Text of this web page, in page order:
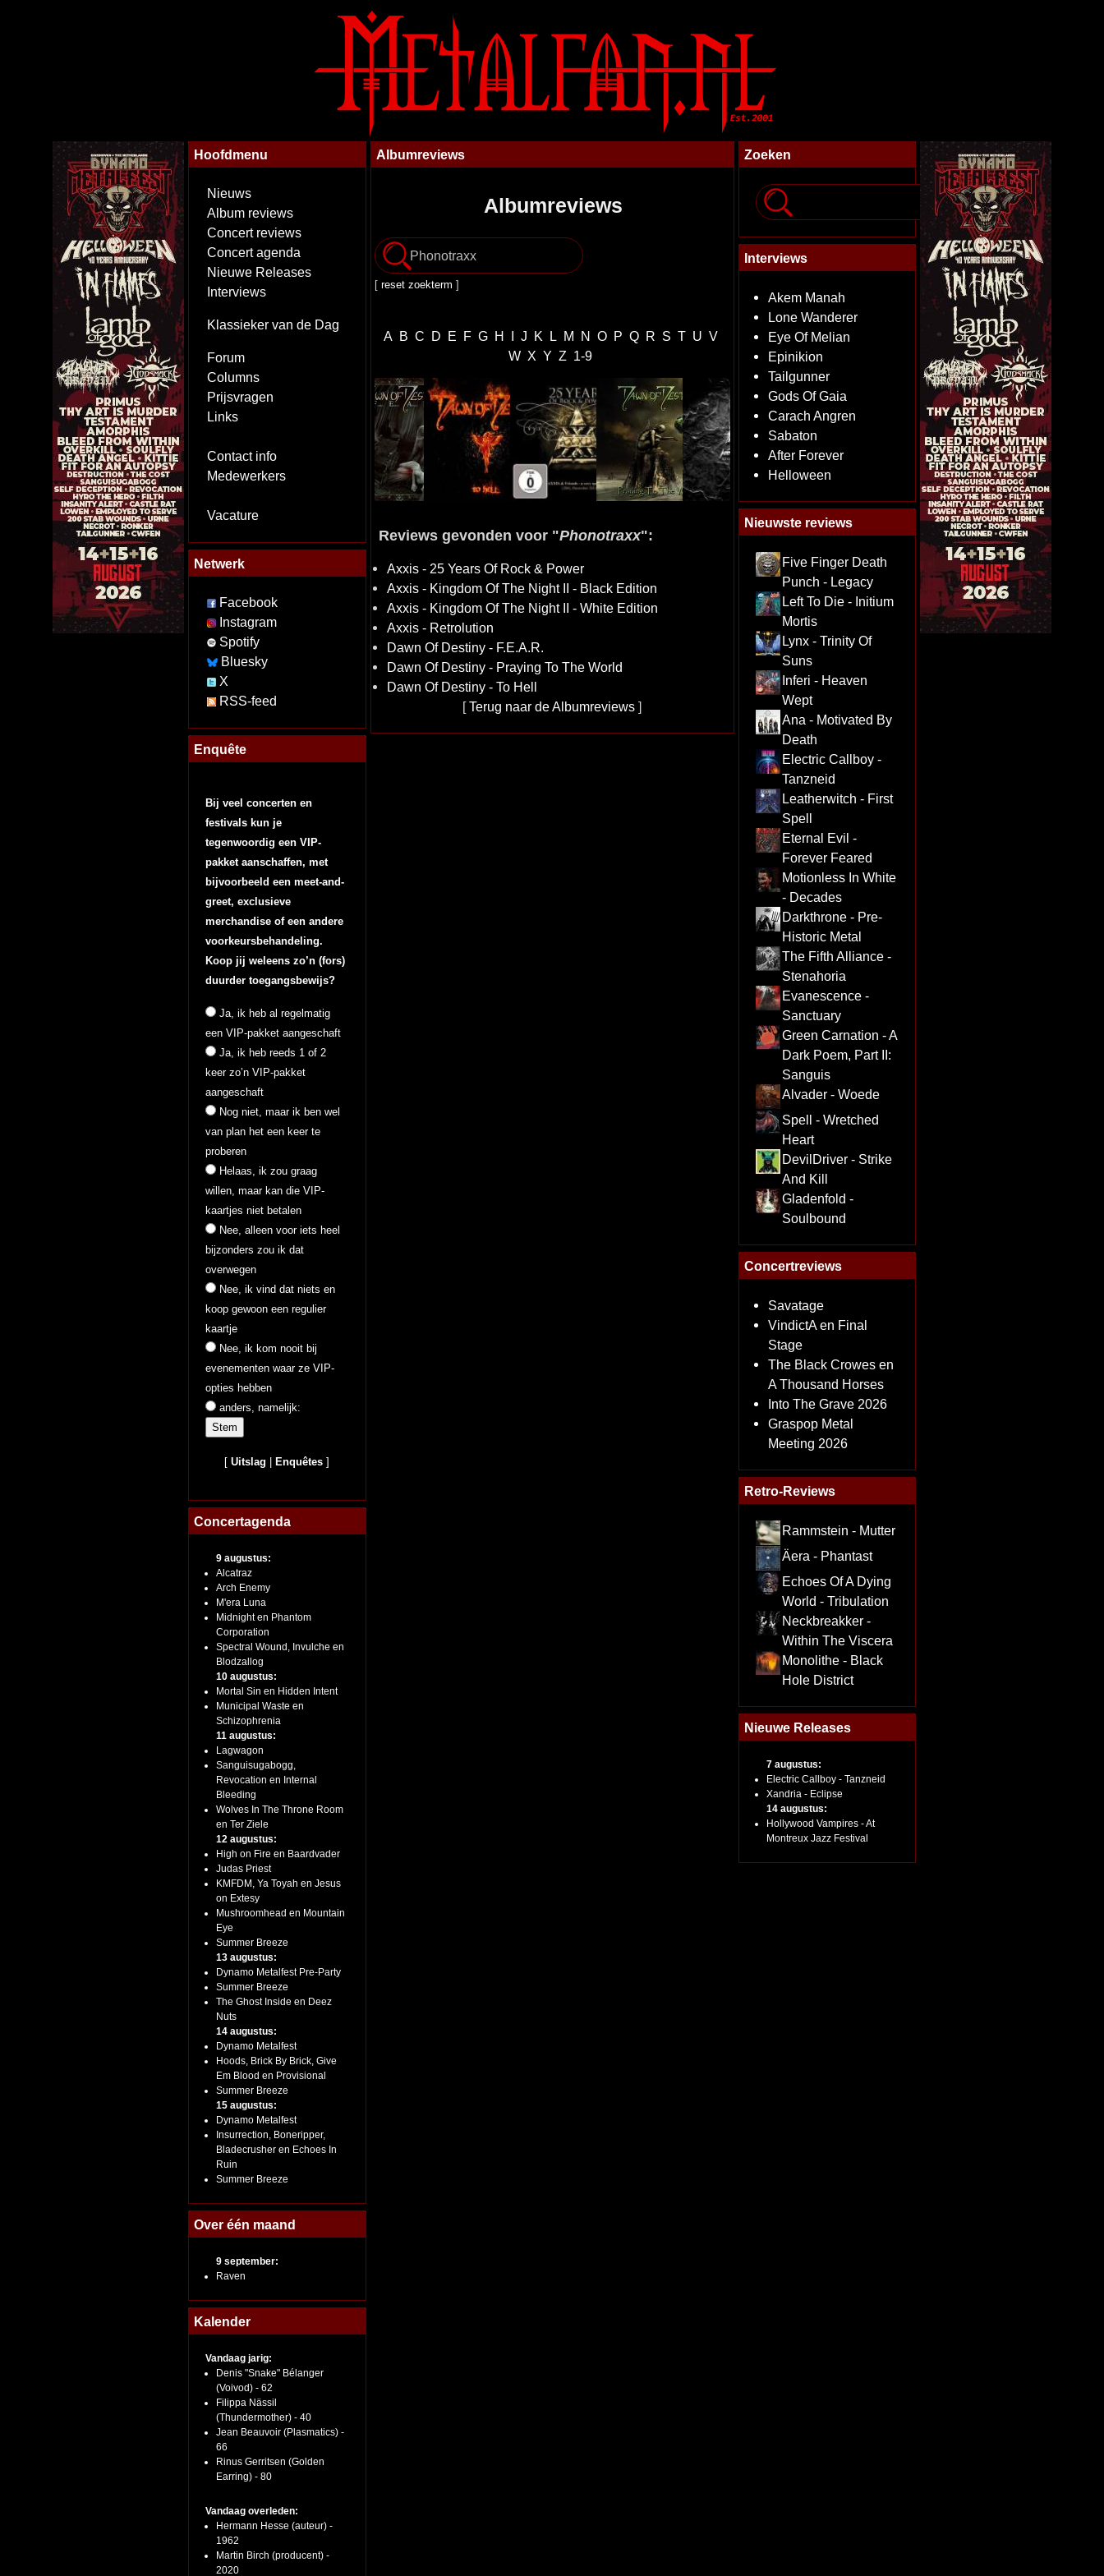
Hoofdmenu
Nieuws
Album reviews
Concert reviews
Concert agenda
Nieuwe Releases
Interviews
Klassieker van de Dag
Forum
Columns
Prijsvragen
Links
Contact info
Medewerkers
Vacature
Netwerk
Facebook
Instagram
Spotify
Bluesky
X
RSS-feed
Enquête
Bij veel concerten en
festivals kun je
tegenwoordig een VIP-
pakket aanschaffen, met
bijvoorbeeld een meet-and-
greet, exclusieve
merchandise of een andere
voorkeursbehandeling.
Koop jij weleens zo’n (fors)
duurder toegangsbewijs?
Ja, ik heb al regelmatig
een VIP-pakket aangeschaft
Ja, ik heb reeds 1 of 2
keer zo’n VIP-pakket
aangeschaft
Nog niet, maar ik ben wel
van plan het een keer te
proberen
Helaas, ik zou graag
willen, maar kan die VIP-
kaartjes niet betalen
Nee, alleen voor iets heel
bijzonders zou ik dat
overwegen
Nee, ik vind dat niets en
koop gewoon een regulier
kaartje
Nee, ik kom nooit bij
evenementen waar ze VIP-
opties hebben
anders, namelijk:
[Uitslag Enquêtes ]
Concertagenda
9 augustus:
Alcatraz
Arch Enemy
M'era Luna
Midnight en Phantom
Corporation
Spectral Wound, Invulche en
Blodzallog
10 augustus:
Mortal Sin en Hidden Intent
Municipal Waste en
Schizophrenia
11 augustus:
Lagwagon
Sanguisugabogg,
Revocation en Internal
Bleeding
Wolves In The Throne Room
en Ter Ziele
12 augustus:
High on Fire en Baardvader
Judas Priest
KMFDM, Ya Toyah en Jesus
on Extesy
Mushroomhead en Mountain
Eye
Summer Breeze
13 augustus:
Dynamo Metalfest Pre-Party
Summer Breeze
The Ghost Inside en Deez
Nuts
14 augustus:
Dynamo Metalfest
Hoods, Brick By Brick, Give
Em Blood en Provisional
Summer Breeze
15 augustus:
Dynamo Metalfest
Insurrection, Boneripper,
Bladecrusher en Echoes In
Ruin
Summer Breeze
Over één maand
9 september:
Raven
Kalender
Vandaag jarig:
Denis "Snake" Bélanger
(Voivod) - 62
Filippa Nässil
(Thundermother) - 40
Jean Beauvoir (Plasmatics) -
66
Rinus Gerritsen (Golden
Earring) - 80
Vandaag overleden:
Hermann Hesse (auteur) -
1962
Martin Birch (producent) -
2020
Albumreviews
Albumreviews
[ reset zoekterm ]
A B C D E F G H I J K L M N O P Q R S T U V
W X Y Z 1-9
Reviews gevonden voor "Phonotraxx":
Axxis - 25 Years Of Rock & Power
Axxis - Kingdom Of The Night II - Black Edition
Axxis - Kingdom Of The Night II - White Edition
Axxis - Retrolution
Dawn Of Destiny - F.E.A.R.
Dawn Of Destiny - Praying To The World
Dawn Of Destiny - To Hell
[Terug naar de Albumreviews ]
Zoeken
Interviews
Akem Manah
Lone Wanderer
Eye Of Melian
Epinikion
Tailgunner
Gods Of Gaia
Carach Angren
Sabaton
After Forever
Helloween
Nieuwste reviews
Five Finger Death
Punch - Legacy
Left To Die - Initium
Mortis
Lynx - Trinity Of
Suns
Inferi - Heaven
Wept
Ana - Motivated By
Death
Electric Callboy -
Tanzneid
Leatherwitch - First
Spell
Eternal Evil -
Forever Feared
Motionless In White
- Decades
Darkthrone - Pre-
Historic Metal
The Fifth Alliance -
Stenahoria
Evanescence -
Sanctuary
Green Carnation - A
Dark Poem, Part II:
Sanguis
Alvader - Woede
Spell - Wretched
Heart
DevilDriver - Strike
And Kill
Gladenfold -
Soulbound
Concertreviews
Savatage
VindictA en Final
Stage
The Black Crowes en
A Thousand Horses
Into The Grave 2026
Graspop Metal
Meeting 2026
Retro-Reviews
Rammstein - Mutter
Äera - Phantast
Echoes Of A Dying
World - Tribulation
Neckbreakker -
Within The Viscera
Monolithe - Black
Hole District
Nieuwe Releases
7 augustus:
Electric Callboy - Tanzneid
Xandria - Eclipse
14 augustus:
Hollywood Vampires - At
Montreux Jazz Festival